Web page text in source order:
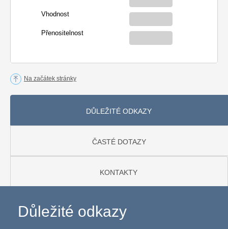
Vhodnost
Přenositelnost
Na začátek stránky
DŮLEŽITÉ ODKAZY
ČASTÉ DOTAZY
KONTAKTY
Důležité odkazy